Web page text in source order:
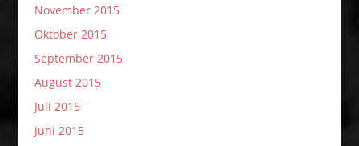
November 2015
Oktober 2015
September 2015
August 2015
Juli 2015
Juni 2015